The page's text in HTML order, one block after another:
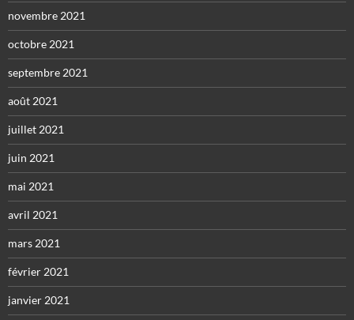
novembre 2021
octobre 2021
septembre 2021
août 2021
juillet 2021
juin 2021
mai 2021
avril 2021
mars 2021
février 2021
janvier 2021